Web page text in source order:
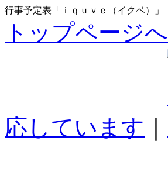
行事予定表「ｉｑｕｖｅ（イクベ）」
トップページへ
応しています